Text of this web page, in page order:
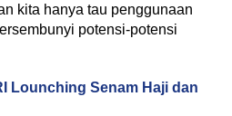
kita hanya tau penggunaan
potensi-potensi
Lounching Senam Haji dan